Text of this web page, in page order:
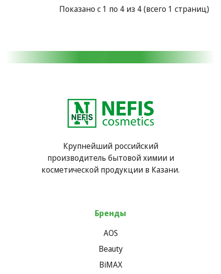
Показано с 1 по 4 из 4 (всего 1 страниц)
Крупнейший российский
производитель бытовой химии и
косметической продукции в Казани.
Бренды
AOS
Beauty
BiMAX